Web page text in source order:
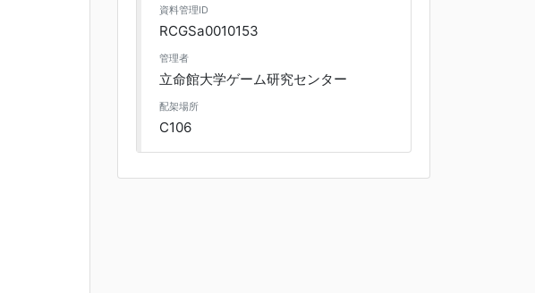
資料管理ID
RCGSa0010153
管理者
立命館大学ゲーム研究センター
配架場所
C106